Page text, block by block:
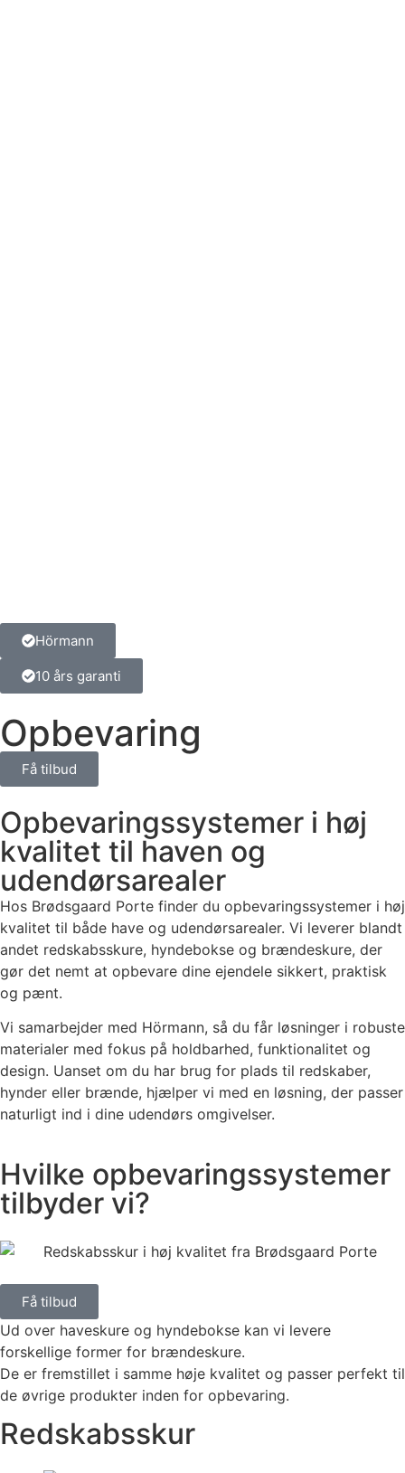
Hörmann
10 års garanti
Opbevaring
Få tilbud
Opbevaringssystemer i høj
kvalitet til haven og
udendørsarealer
Hos Brødsgaard Porte finder du opbevaringssystemer i høj
kvalitet til både have og udendørsarealer. Vi leverer blandt
andet redskabsskure, hyndebokse og brændeskure, der
gør det nemt at opbevare dine ejendele sikkert, praktisk
og pænt.
Vi samarbejder med Hörmann, så du får løsninger i robuste
materialer med fokus på holdbarhed, funktionalitet og
design. Uanset om du har brug for plads til redskaber,
hynder eller brænde, hjælper vi med en løsning, der passer
naturligt ind i dine udendørs omgivelser.
Hvilke opbevaringssystemer
tilbyder vi?
Få tilbud
Ud over haveskure og hyndebokse kan vi levere
forskellige former for brændeskure.
De er fremstillet i samme høje kvalitet og passer perfekt til
de øvrige produkter inden for opbevaring.
Redskabsskur